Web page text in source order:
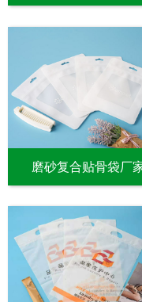
磨砂复合贴骨袋厂